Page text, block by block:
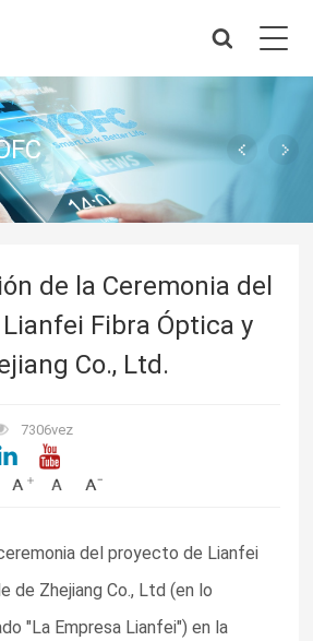
de la Ceremonia del
Fibra Óptica y
Co., Ltd.
7306vez
del proyecto de Lianfei
de Zhejiang Co., Ltd (en lo
"La Empresa Lianfei") en la